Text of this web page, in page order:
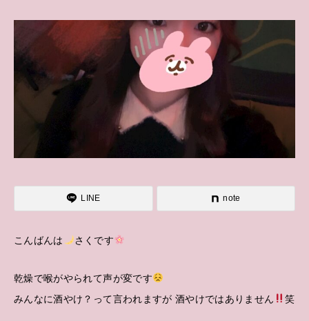
LINE note
こんばんは さくです
乾燥で喉がやられて声が変です
みんなに酒やけ？って言われますが 酒やけではありません
笑